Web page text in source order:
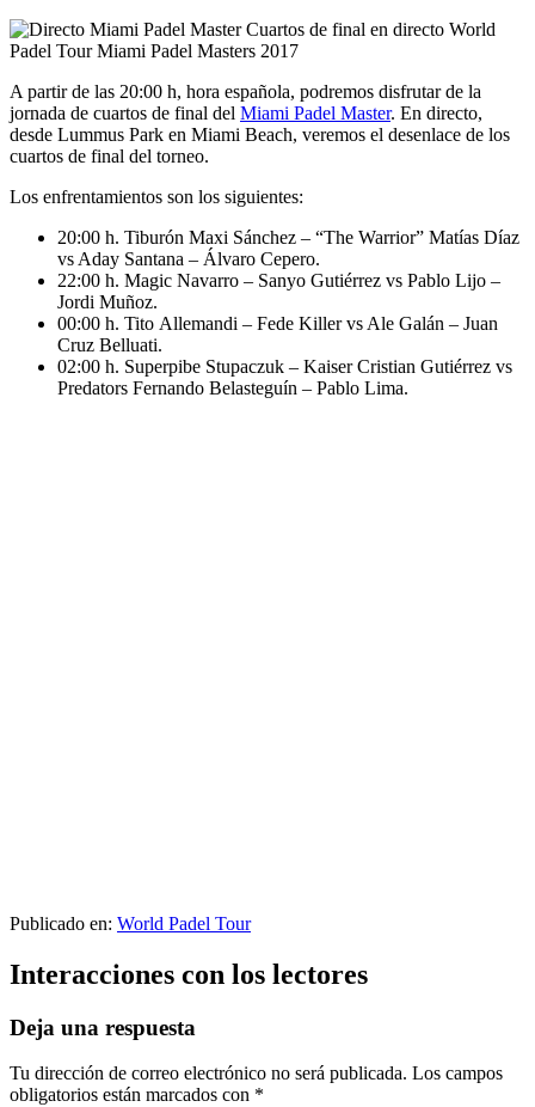
A partir de las 20:00 h, hora española, podremos disfrutar de la
jornada de cuartos de final del Miami Padel Master. En directo,
desde Lummus Park en Miami Beach, veremos el desenlace de los
cuartos de final del torneo.
Los enfrentamientos son los siguientes:
20:00 h. Tiburón Maxi Sánchez – “The Warrior” Matías Díaz
vs Aday Santana – Álvaro Cepero.
22:00 h. Magic Navarro – Sanyo Gutiérrez vs Pablo Lijo –
Jordi Muñoz.
00:00 h. Tito Allemandi – Fede Killer vs Ale Galán – Juan
Cruz Belluati.
02:00 h. Superpibe Stupaczuk – Kaiser Cristian Gutiérrez vs
Predators Fernando Belasteguín – Pablo Lima.
Publicado en: World Padel Tour
Interacciones con los lectores
Deja una respuesta
Tu dirección de correo electrónico no será publicada. Los campos
obligatorios están marcados con *